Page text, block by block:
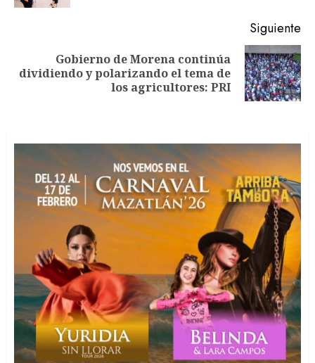
Siguiente
Siguiente
Gobierno de Morena continúa
dividiendo y polarizando el tema de
los agricultores: PRI